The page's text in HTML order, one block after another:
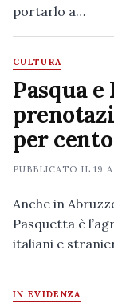
portarlo a…
CULTURA
Pasqua e
per
PUBBLICATO IL19
Anche in
Pasquetta è
italiani e
IN EVIDENZA